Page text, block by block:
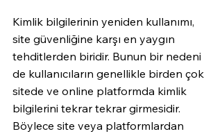
Kimlik bilgilerinin yeniden kullanımı,
site güvenliğine karşı en yaygın
tehditlerden biridir. Bunun bir nedeni
de kullanıcıların genellikle birden çok
sitede ve online platformda kimlik
bilgilerini tekrar tekrar girmesidir.
Böylece site veya platformlardan